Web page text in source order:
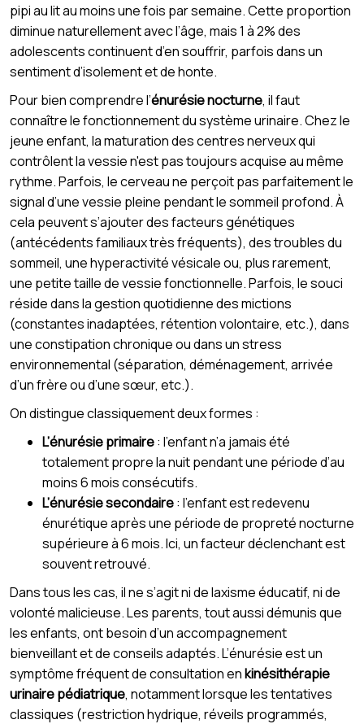
pipi au lit au moins une fois par semaine. Cette proportion
diminue naturellement avec l’âge, mais 1 à 2% des
adolescents continuent d’en souffrir, parfois dans un
sentiment d’isolement et de honte.
Pour bien comprendre l’énurésie nocturne, il faut
connaître le fonctionnement du système urinaire. Chez le
jeune enfant, la maturation des centres nerveux qui
contrôlent la vessie n'est pas toujours acquise au même
rythme. Parfois, le cerveau ne perçoit pas parfaitement le
signal d’une vessie pleine pendant le sommeil profond. À
cela peuvent s’ajouter des facteurs génétiques
(antécédents familiaux très fréquents), des troubles du
sommeil, une hyperactivité vésicale ou, plus rarement,
une petite taille de vessie fonctionnelle. Parfois, le souci
réside dans la gestion quotidienne des mictions
(constantes inadaptées, rétention volontaire, etc.), dans
une constipation chronique ou dans un stress
environnemental (séparation, déménagement, arrivée
d’un frère ou d’une sœur, etc.).
On distingue classiquement deux formes :
L’énurésie primaire: l’enfant n’a jamais été
totalement propre la nuit pendant une période d’au
moins 6 mois consécutifs.
L’énurésie secondaire: l’enfant est redevenu
énurétique après une période de propreté nocturne
supérieure à 6 mois. Ici, un facteur déclenchant est
souvent retrouvé.
Dans tous les cas, il ne s’agit ni de laxisme éducatif, ni de
volonté malicieuse. Les parents, tout aussi démunis que
les enfants, ont besoin d’un accompagnement
bienveillant et de conseils adaptés. L’énurésie est un
symptôme fréquent de consultation enkinésithérapie
urinaire pédiatrique, notamment lorsque les tentatives
classiques (restriction hydrique, réveils programmés,